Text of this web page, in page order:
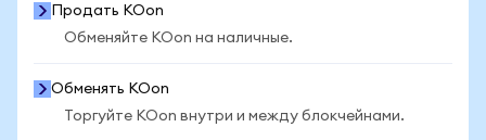
Продать KOon
Обменяйте KOon на наличные.
Обменять KOon
Торгуйте KOon внутри и между блокчейнами.